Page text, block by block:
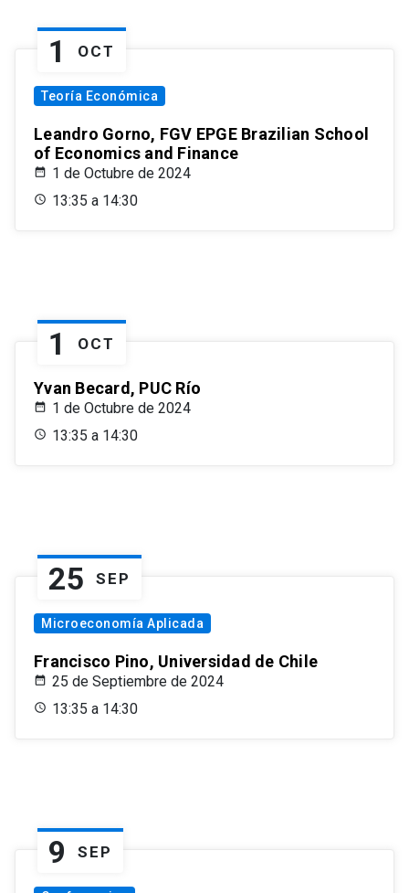
1 OCT
Teoría Económica
Leandro Gorno, FGV EPGE Brazilian School
of Economics and Finance
1 de Octubre de 2024
13:35 a 14:30
1 OCT
Yvan Becard, PUC Río
1 de Octubre de 2024
13:35 a 14:30
25 SEP
Microeconomía Aplicada
Francisco Pino, Universidad de Chile
25 de Septiembre de 2024
13:35 a 14:30
9 SEP